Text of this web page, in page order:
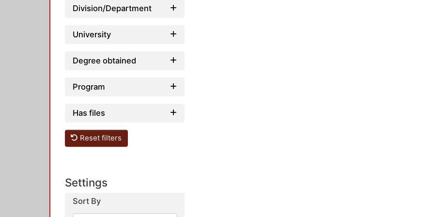
Division/Department
University
Degree obtained
Program
Has files
Reset filters
Settings
Sort By